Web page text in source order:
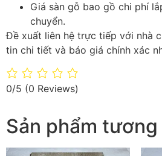
Giá sàn gỗ bao gồ chi phí
chuyển.
Đề xuất liên hệ trực tiếp với nhà
tin chi tiết và báo giá chính xác
0/5 (0 Reviews)
Sản phẩm